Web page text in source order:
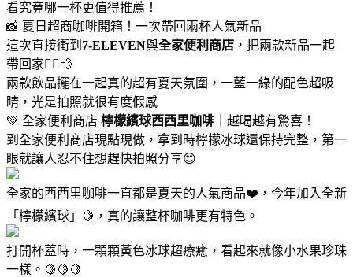
看究竟哪一杯更值得推薦！
📸 夏日超商咖啡開箱！一次帶回兩杯人氣新品
這次直接衝到 7-ELEVEN與全家便利商店 ，把兩款新品一起
帶回家🏃‍♀️💨
兩款飲品擺在一起真的超有夏天氛圍，一藍一綠的配色超吸
睛，光是拍照就很有度假感
💚 全家便利商店 檸檬繽球西西里咖啡 ｜越喝越有驚喜！
到全家便利商店現點現做，拿到時檸檬冰球還保持完整，第一
眼就讓人忍不住想趕快拍照分享😍
全家的西西里咖啡一直都是夏天的人氣商品❤️，今年加入全新
「檸檬繽球」🍋，真的讓整杯咖啡更有特色。
打開杯蓋時，一顆顆黃色冰球超療癒，看起來就像小水果珍珠
一樣。🍋🍋🍋